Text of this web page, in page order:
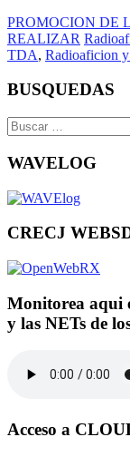
PROMOCION DE
REALIZAR
TDA, Radioaficion
BUSQUEDAS
Buscar:
WAVELOG
CRECJ
Monitorea aqui
y las NETs de
Acceso a